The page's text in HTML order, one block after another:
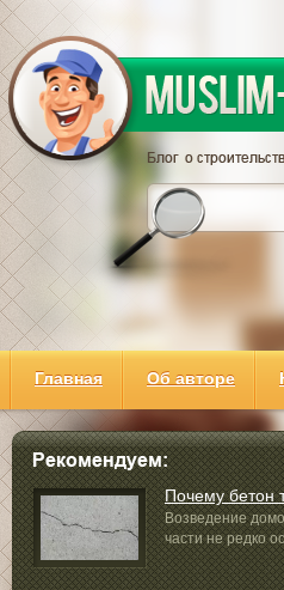
Главная Об авторе
Почему бетон
Возведение
части не редко